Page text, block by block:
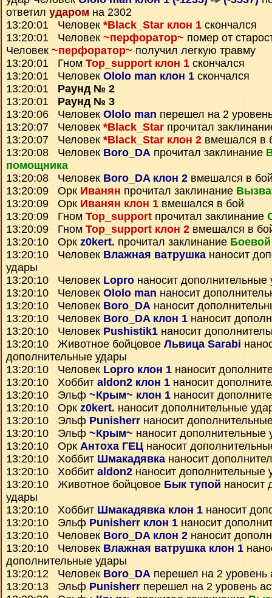
ответил ударом на 2302
13:20:01 Человек *Black_Star клон 1 скончался
13:20:01 Человек ~перфоратор~ помер от
Человек ~перфоратор~ получил легкую травму
13:20:01 Гном Top_support клон 1 скончался
13:20:01 Человек Ololo man клон 1 скончался
13:20:01 Раунд № 2
13:20:01 Раунд № 3
13:20:06 Человек Ololo man перешел на 2
13:20:07 Человек *Black_Star прочитал
13:20:07 Человек *Black_Star клон 2 вмешался в
13:20:08 Человек Boro_DA прочитал заклинание
помощника
13:20:08 Человек Boro_DA клон 2 вмешался в
13:20:09 Орк Иванян прочитал заклинание
13:20:09 Орк Иванян клон 1 вмешался в бой
13:20:09 Гном Top_support прочитал заклинание
13:20:09 Гном Top_support клон 2 вмешался в
13:20:10 Орк z0kert. прочитал заклинание
13:20:10 Человек Влажная ватрушкананосит
удары
13:20:10 Человек Lopro наносит дополнительные
13:20:10 Человек Ololo man наносит
13:20:10 Человек Boro_DA наносит
13:20:10 Человек Boro_DA клон 1 наносит
13:20:10 Человек Pushistik1 наносит
13:20:10 Животное бойцовое Львица Sarabi
дополнительные удары
13:20:10 Человек Lopro клон 1 наносит
13:20:10 Хоббит aldon2 клон 1 наносит
13:20:10 Эльф ~Крым~ клон 1 наносит
13:20:10 Орк z0kert. наносит дополнительные
13:20:10 Эльф Punisherr наносит
13:20:10 Эльф ~Крым~ наносит дополнительные
13:20:10 Орк Антоха ГЕЦ наносит
13:20:10 Хоббит Шмакадявкананосит
13:20:10 Хоббит aldon2 наносит дополнительные
13:20:10 Животное бойцовое Бык тупой наносит
удары
13:20:10 Хоббит Шмакадявка клон 1 наносит
13:20:10 Эльф Punisherr клон 1 наносит
13:20:10 Человек Boro_DA клон 2 наносит
13:20:10 Человек Влажная ватрушка клон 1
дополнительные удары
13:20:12 Человек Boro_DA перешел на 2 уровень
13:20:13 Эльф Punisherr перешел на 2 уровень